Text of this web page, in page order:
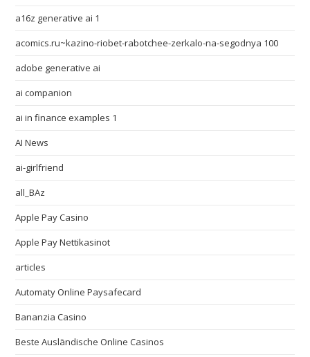
a16z generative ai 1
acomics.ru~kazino-riobet-rabotchee-zerkalo-na-segodnya 100
adobe generative ai
ai companion
ai in finance examples 1
AI News
ai-girlfriend
all_BAz
Apple Pay Casino
Apple Pay Nettikasinot
articles
Automaty Online Paysafecard
Bananzia Casino
Beste Ausländische Online Casinos